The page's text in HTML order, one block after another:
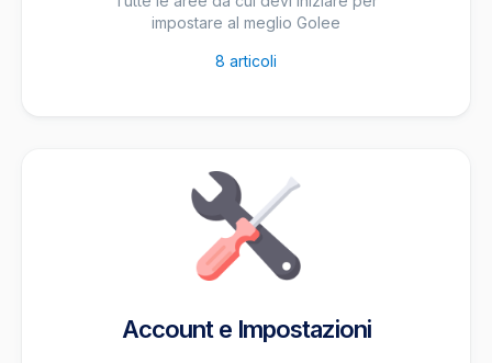
impostare al meglio Golee
8 articoli
Account e Impostazioni